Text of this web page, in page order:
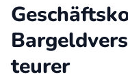
teurer